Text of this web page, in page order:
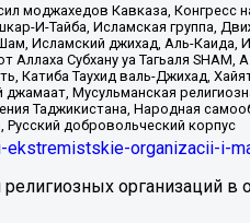
моджахедов Кавказа, Конгресс
И-Тайба, Исламская группа,
Исламский джихад, Аль-
Субхану уа Тагьаля
Катиба Таухид валь-Джихад,
Мусульманская
Таджикистана, Народная
добровольческий корпус
organizacii-i-
организаций